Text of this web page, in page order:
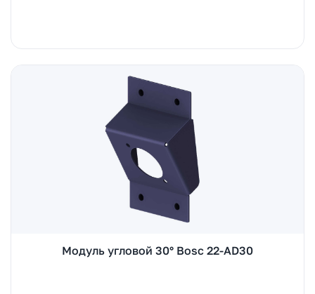
Модуль угловой 30° Bosc 22-AD30